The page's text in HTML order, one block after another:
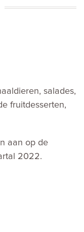
salades,
fruitdesserten,
aan op de
2022.